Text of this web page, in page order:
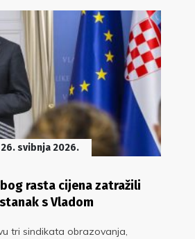
26. svibnja 2026.
rasta cijena zatražili
s Vladom
tri sindikata obrazovanja,